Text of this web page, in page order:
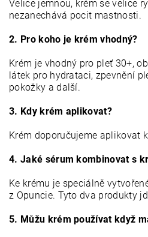
Velice jemnou, krém se velice
nezanechává pocit mastnosti.
2. Pro koho je krém vhodný?
Krém je vhodný pro pleť 30+,
látek pro hydrataci, zpevnění
pokožky a další.
3. Kdy krém aplikovat?
Krém doporučujeme aplikovat
4. Jaké sérum kombinovat s
Ke krému je speciálně
z Opuncie. Tyto dva produkty
5. Můžu krém používat když